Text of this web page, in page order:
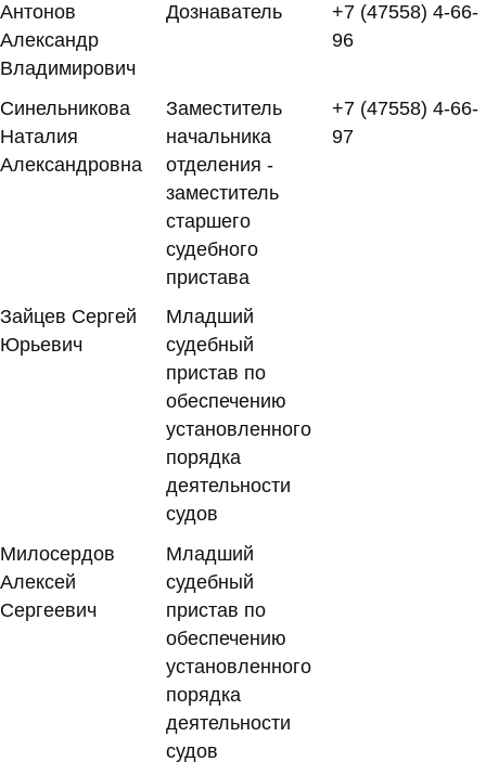
Антонов
Александр
Владимирович
Дознаватель
+7 (47558) 4-66-
96
Синельникова
Наталия
Александровна
Заместитель
начальника
отделения -
заместитель
старшего
судебного
пристава
+7 (47558) 4-66-
97
Зайцев Сергей
Юрьевич
Младший
судебный
пристав по
обеспечению
установленного
порядка
деятельности
судов
Милосердов
Алексей
Сергеевич
Младший
судебный
пристав по
обеспечению
установленного
порядка
деятельности
судов